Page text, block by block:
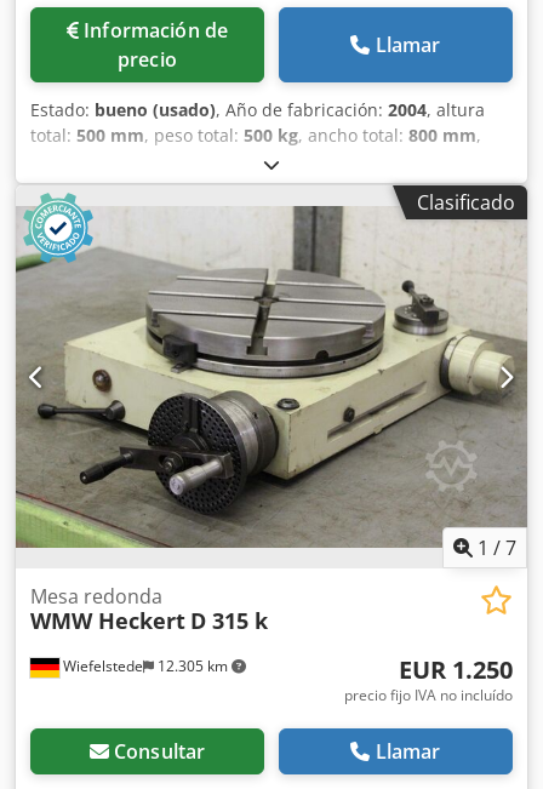
Información de
precio
Llamar
Estado: bueno (usado), Año de fabricación: 2004, altura
total: 500 mm, peso total: 500 kg, ancho total: 800 mm,
diámetro de la mesa giratoria:
200 kg, Accesorios para mecanizado Nikken - CNC180
MACH-ID 9663 Fabricante: Nikken Tipo: CNC180 Control:
ULTIMAX Año de fabricación: 2004 Diámetro de la mesa:
180 mm Carga de la mesa: 200 Chsdpfx Agszhlb Hs Dja
Longitud: 1200 mm Anchura: 800 mm Altura: 500 mm Peso:
500 kg Tenga en cuenta: La información de esta página ha
sido recopilada por nosotros con la mejor de nuestras
intenciones y, en la medida de lo posible, proporcionada
por el fabricante. La información se ofrece de buena fe,
pero no se puede garantizar su exactitud. En
consecuencia, no constituye una declaración ni unas
condiciones contractuales. Le recomendamos que
verifique todos los detalles importantes.
Clasificado
1 /7
Wiefelstede 12.305 km
Mesa redonda
WMW Heckert D 315 k
EUR 1.250
precio fijo IVA no incluído
Consultar Llamar